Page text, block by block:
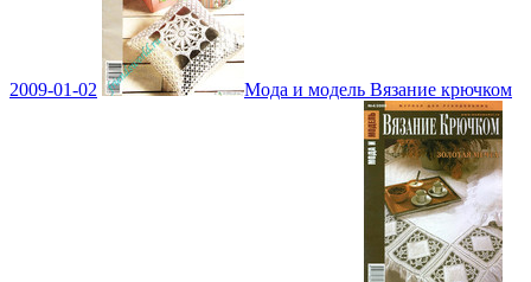
2009-01-02 Мода и модель Вязание крючком